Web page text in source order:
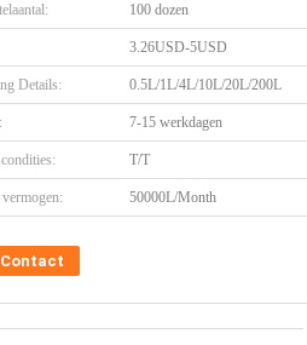
100 dozen
3.26USD-5USD
Details: 0.5L/1L/4L/10L/20L/200L
7-15 werkdagen
T/T
50000L/Month
Contact